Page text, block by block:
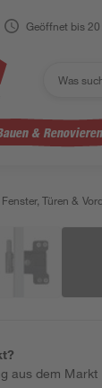
Geöffnet bis
& Renovieren
Fenster, Türen &
aus dem Markt